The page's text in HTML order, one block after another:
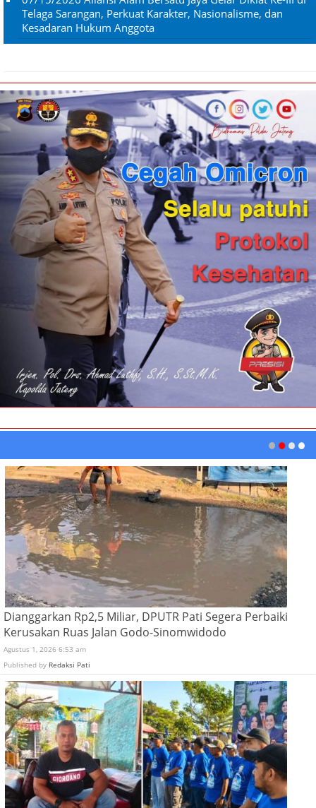
Telaga Sarangan, Perkuat Karakter, Nasionalisme, dan
Kesadaran Hukum Anggota
Dianggarkan Rp2,5 Miliar, DPUTR Pati Segera Perbaiki
Kerusakan Ruas Jalan Godo-Sinomwidodo
Agustus 1, 2026 6:53 am
Published by Redaksi Pati